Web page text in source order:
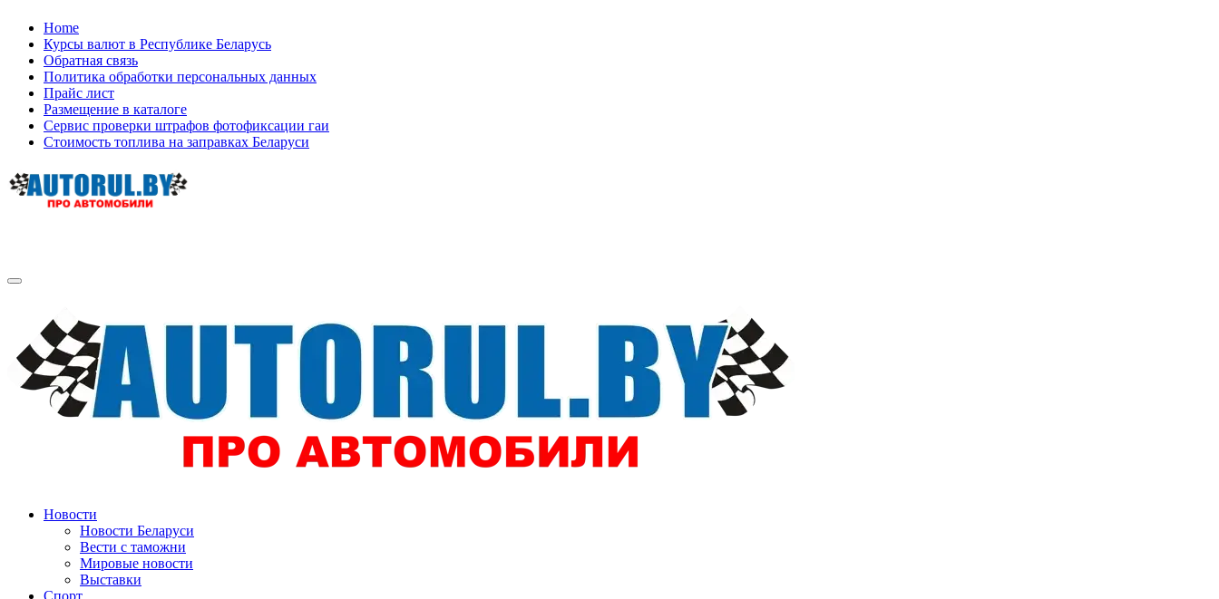
Skip
content
Home
Курсы валют в Республике Беларусь
Обратная связь
Политика обработки персональных данных
Прайс лист
Размещение в каталоге
Сервис проверки штрафов фотофиксации гаи
Стоимость топлива на заправках Беларуси
Сайт про автомобили
Новости
Новости Беларуси
Вести с таможни
Мировые новости
Выставки